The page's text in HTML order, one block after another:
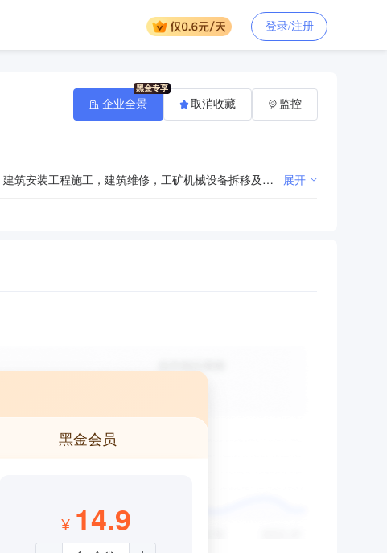
登录/注册
矿山机械配件、易损件、五金、劳保用品、建材（不含危险化学品）销售，钢结构制作、安装工程，建筑安装工程施工，建筑维修，工矿机械设备拆移及安装，工矿机械设备系统运行及维护。（依法须经批准的项目，经相关部门批准后方可开展经营活动） 展开
企业全景 取消收藏 监控
黑金会员
¥ 14.9